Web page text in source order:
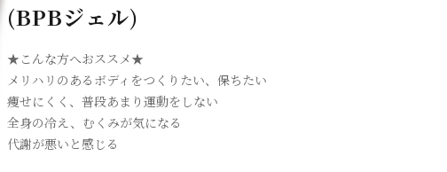
(BPBジェル)
★こんな方へおススメ★
メリハリのあるボディをつくりたい、保ちたい
痩せにくく、普段あまり運動をしない
全身の冷え、むくみが気になる
代謝が悪いと感じる